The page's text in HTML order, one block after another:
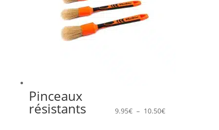
Pinceaux
résistants 9.95€ – 10.50€de